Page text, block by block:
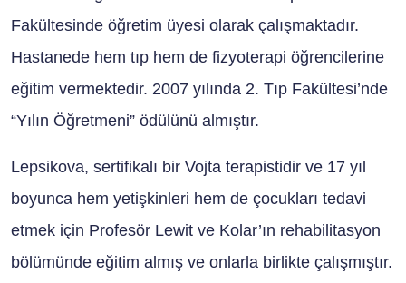
Fakültesinde öğretim üyesi olarak çalışmaktadır.
Hastanede hem tıp hem de fizyoterapi öğrencilerine
eğitim vermektedir. 2007 yılında 2. Tıp Fakültesi’nde
“Yılın Öğretmeni” ödülünü almıştır.
Lepsikova, sertifikalı bir Vojta terapistidir ve 17 yıl
boyunca hem yetişkinleri hem de çocukları tedavi
etmek için Profesör Lewit ve Kolar’ın rehabilitasyon
bölümünde eğitim almış ve onlarla birlikte çalışmıştır.